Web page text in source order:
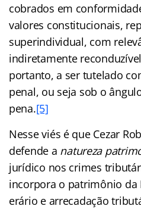
cobrados em
valores constitucionais,
superindividual, com
indiretamente
portanto, a ser tutelado
penal, ou seja sob o
pena.[5]
Nesse viés é que Cezar
defende a natureza
jurídico nos crimes
incorpora o patrimônio da
erário e arrecadação